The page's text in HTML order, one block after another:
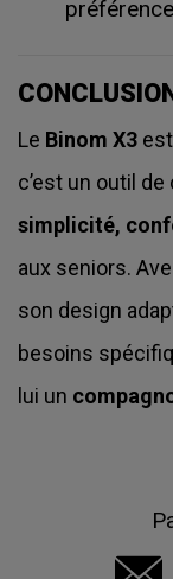
Le Binom X3
c’est un outil
simplicité,
aux seniors.
son design
besoins
lui un